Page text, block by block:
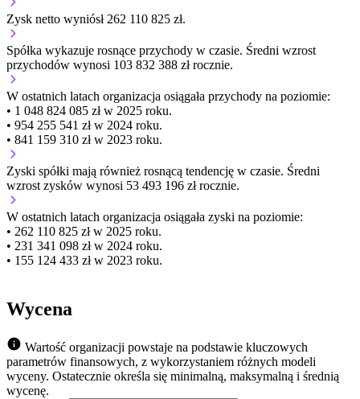
Zysk netto wyniósł 262 110 825 zł.
Spółka wykazuje rosnące przychody w czasie. Średni wzrost
przychodów wynosi 103 832 388 zł rocznie.
W ostatnich latach organizacja osiągała przychody na poziomie:
• 1 048 824 085 zł w 2025 roku.
• 954 255 541 zł w 2024 roku.
• 841 159 310 zł w 2023 roku.
Zyski spółki mają również rosnącą tendencję w czasie. Średni
wzrost zysków wynosi 53 493 196 zł rocznie.
W ostatnich latach organizacja osiągała zyski na poziomie:
• 262 110 825 zł w 2025 roku.
• 231 341 098 zł w 2024 roku.
• 155 124 433 zł w 2023 roku.
Wycena
Wartość organizacji powstaje na podstawie kluczowych
parametrów finansowych, z wykorzystaniem różnych modeli
wyceny. Ostatecznie określa się minimalną, maksymalną i średnią
wycenę.